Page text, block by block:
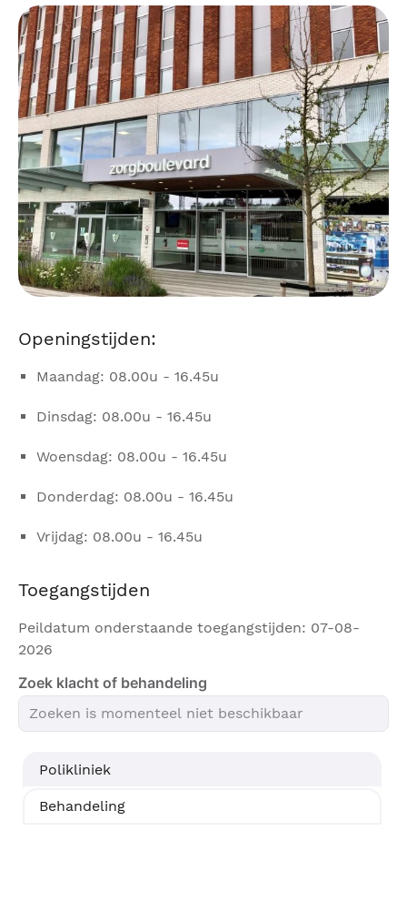
Openingstijden:
Maandag: 08.00u - 16.45u
Dinsdag: 08.00u - 16.45u
Woensdag: 08.00u - 16.45u
Donderdag: 08.00u - 16.45u
Vrijdag: 08.00u - 16.45u
Toegangstijden
Peildatum onderstaande toegangstijden: 07-08-
2026
Zoek klacht of behandeling
Polikliniek
Behandeling